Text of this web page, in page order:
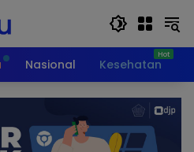
Nasional Kesehatan